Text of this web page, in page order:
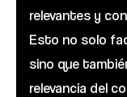
relevantes y
Esto no solo
sino que
relevancia del